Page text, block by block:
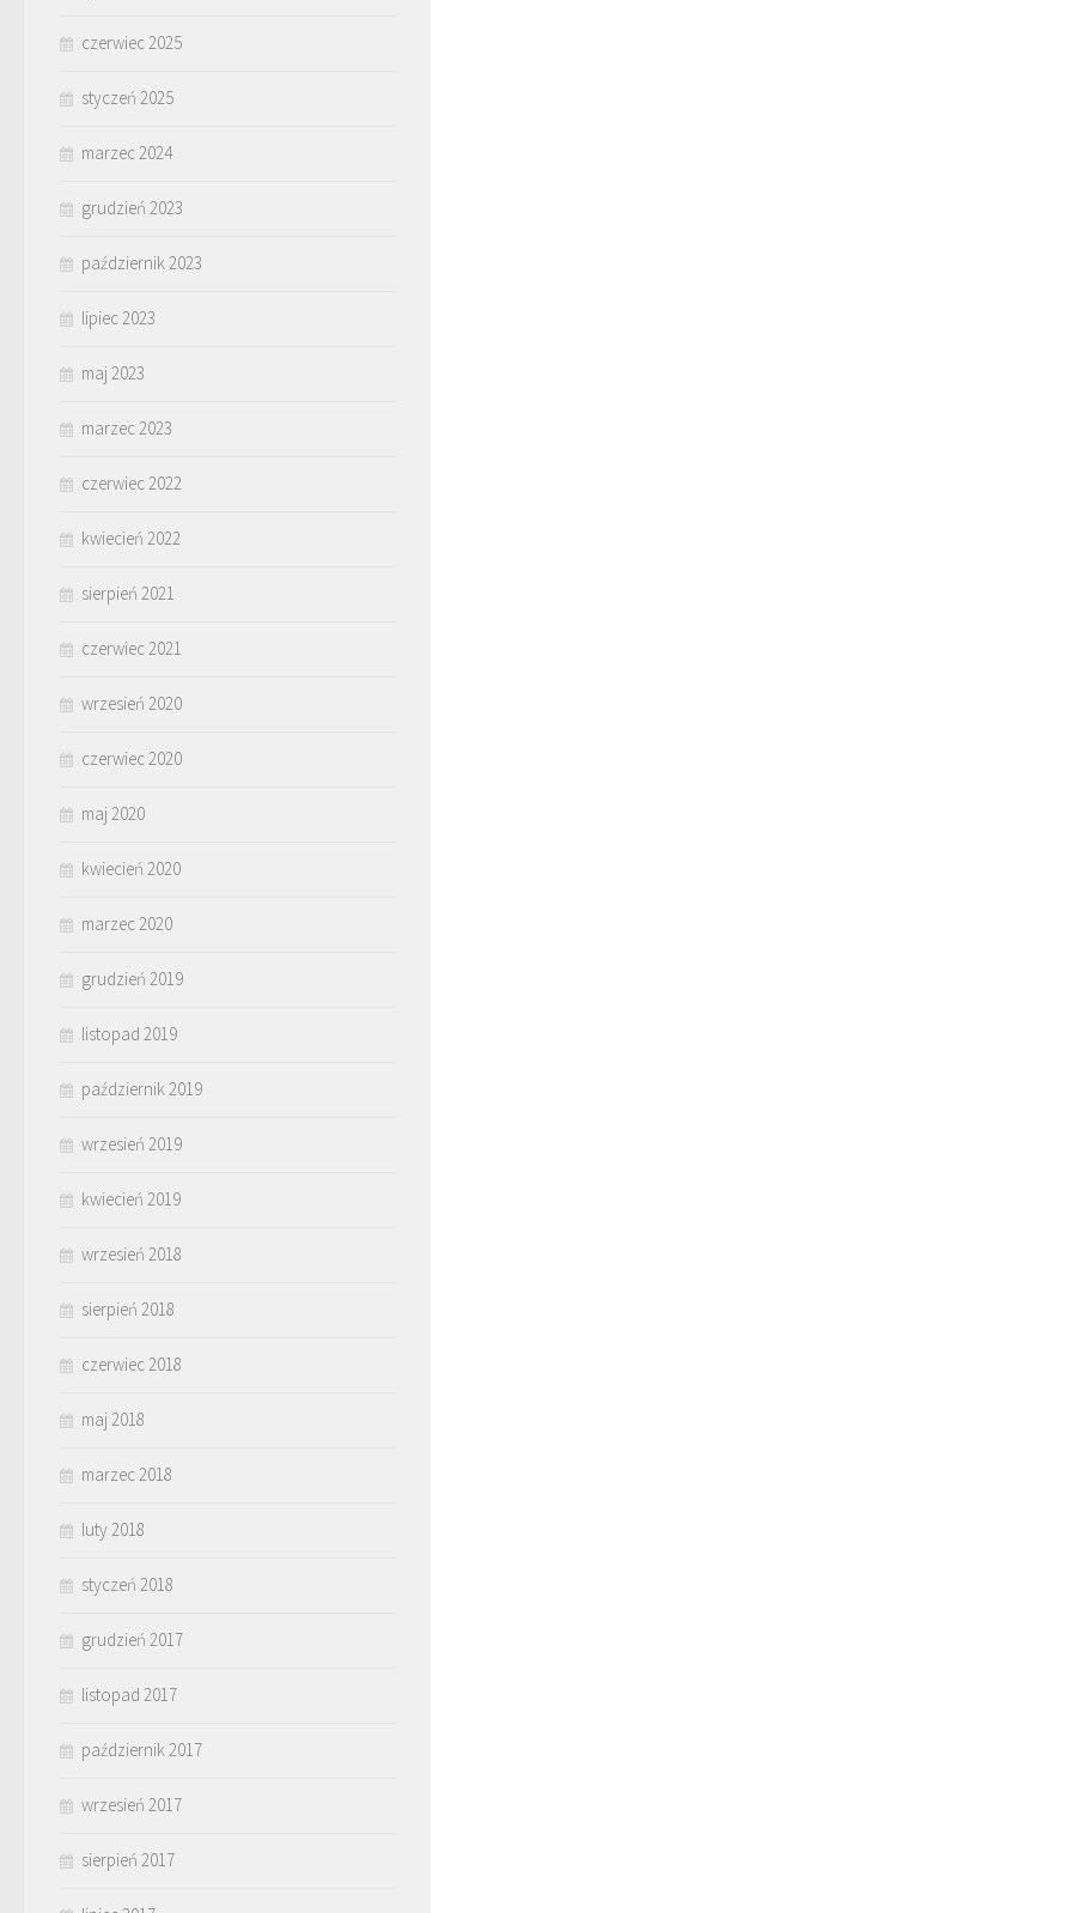
czerwiec 2025
styczeń 2025
marzec 2024
grudzień 2023
październik 2023
lipiec 2023
maj 2023
marzec 2023
czerwiec 2022
kwiecień 2022
sierpień 2021
czerwiec 2021
wrzesień 2020
czerwiec 2020
maj 2020
kwiecień 2020
marzec 2020
grudzień 2019
listopad 2019
październik 2019
wrzesień 2019
kwiecień 2019
wrzesień 2018
sierpień 2018
czerwiec 2018
maj 2018
marzec 2018
luty 2018
styczeń 2018
grudzień 2017
listopad 2017
październik 2017
wrzesień 2017
sierpień 2017